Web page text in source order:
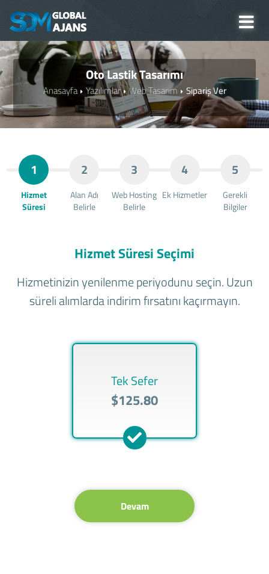
Oto Lastik Tasarımı
Anasayfa Yazılımlar Web Tasarım Sipariş Ver
1
Hizmet
Süresi
2
Alan Adı
Belirle
3
Web Hosting
Belirle
4
Ek Hizmetler
5
Gerekli
Bilgiler
Hizmet Süresi Seçimi
Hizmetinizin yenilenme periyodunu seçin. Uzun
süreli alımlarda indirim fırsatını kaçırmayın.
Tek Sefer
$125.80
Devam